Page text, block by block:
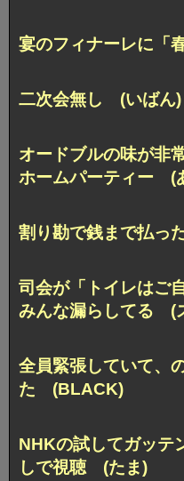
宴のフィナーレに「
二次会無し (いばん)
オードブルの味が非
ホームパーティー (
割り勘で銭まで払っ
司会が「トイレはご
みんな漏らしてる (
全員緊張していて、
た (BLACK)
NHKの試してガッテ
しで視聴 (たま)